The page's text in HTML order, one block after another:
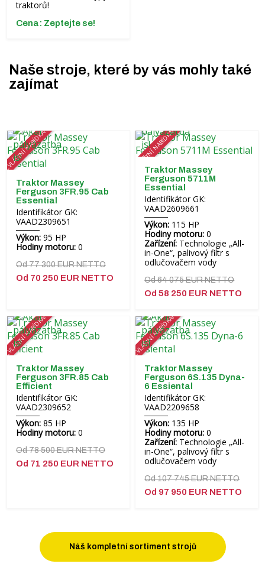
traktorů!
Cena: Zeptejte se!
Naše stroje, které by vás mohly také
zajímat
ZVLÁŠTNÍ NABÍDKA!
Traktor Massey
Ferguson 3FR.95 Cab
Essential
Identifikátor GK:
VAAD2309651
Výkon: 95 HP
Hodiny motoru: 0
Od 77 300 EUR NETTO
Od 70 250 EUR NETTO
ZVLÁŠTNÍ NABÍDKA!
Traktor Massey
Ferguson 5711M
Essential
Identifikátor GK:
VAAD2609661
Výkon: 115 HP
Hodiny motoru: 0
Zařízení: Technologie „All-
in-One“, palivový filtr s
odlučovačem vody
Od 64 075 EUR NETTO
Od 58 250 EUR NETTO
ZVLÁŠTNÍ NABÍDKA!
Traktor Massey
Ferguson 3FR.85 Cab
Efficient
Identifikátor GK:
VAAD2309652
Výkon: 85 HP
Hodiny motoru: 0
Od 78 500 EUR NETTO
Od 71 250 EUR NETTO
ZVLÁŠTNÍ NABÍDKA!
Traktor Massey
Ferguson 6S.135 Dyna-
6 Essiental
Identifikátor GK:
VAAD2209658
Výkon: 135 HP
Hodiny motoru: 0
Zařízení: Technologie „All-
in-One“, palivový filtr s
odlučovačem vody
Od 107 745 EUR NETTO
Od 97 950 EUR NETTO
Náš kompletní sortiment strojů